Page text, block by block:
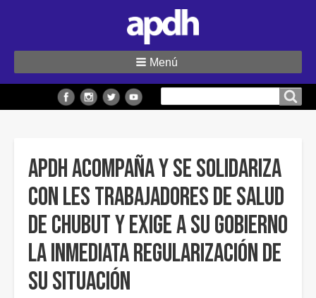
sitio
Menú
APDH acompaña y se solidariza
con les trabajadores de Salud
de Chubut y exige a su gobierno
la inmediata regularización de
su situación